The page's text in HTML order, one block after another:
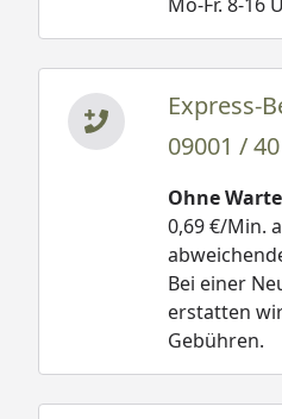
Express-
09001 /
Ohne
0,69 €/Min.
Bei einer
erstatten
Gebühren.